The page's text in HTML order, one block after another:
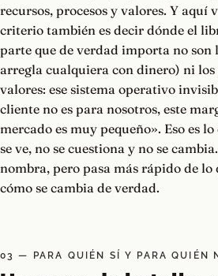
recursos, procesos y valores. Y aquí
criterio también es decir dónde el
parte que de verdad importa no son
arregla cualquiera con dinero) ni los
valores: ese sistema operativo
cliente no es para nosotros, este
mercado es muy pequeño». Eso es
se ve, no se cuestiona y no se
nombra, pero pasa más rápido de lo
cómo se cambia de verdad.
03 — PARA QUIÉN SÍ Y PARA QUIÉN